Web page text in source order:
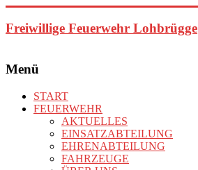
Inhalt
springen
Freiwillige Feuerwehr Lohbrügge
Menü
START
FEUERWEHR
AKTUELLES
EINSATZABTEILUNG
EHRENABTEILUNG
FAHRZEUGE